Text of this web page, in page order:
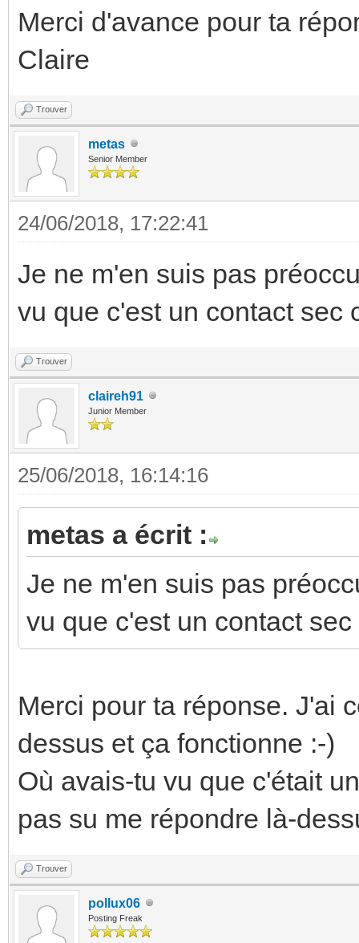
Merci d'avance pour ta
Claire
Trouver
metas
Senior Member
24/06/2018, 17:22:41
Je ne m'en suis pas
vu que c'est un contact sec
Trouver
claireh91
Junior Member
25/06/2018, 16:14:16
metas a écrit :
Je ne m'en suis pas
vu que c'est un contact
Merci pour ta réponse. J'ai
dessus et ça fonctionne :-)
Où avais-tu vu que c'était
pas su me répondre là-
Trouver
pollux06
Posting Freak